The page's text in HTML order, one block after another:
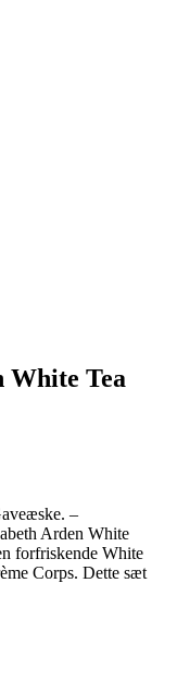
White Tea
–
Arden White
forfriskende White
Corps. Dette sæt